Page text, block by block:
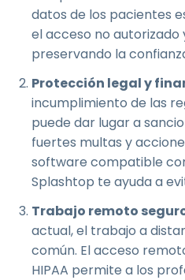
datos de los pacientes
el acceso no autorizado
preservando la
Protección legal y
incumplimiento de las
puede dar lugar a
fuertes multas y
software compatible
Splashtop te ayuda a
Trabajo remoto
actual, el trabajo a
común. El acceso
HIPAA permite a los